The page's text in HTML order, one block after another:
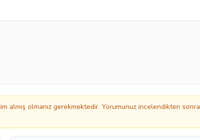
almış olmanız gerekmektedir. Yorumunuz incelendikten sonra